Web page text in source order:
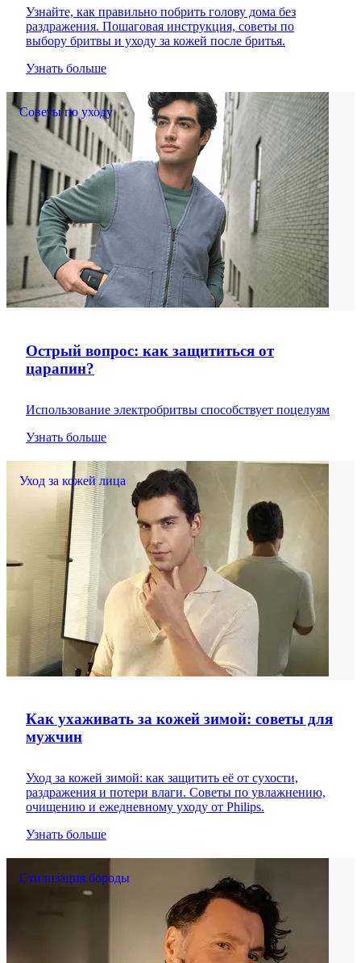
Узнайте, как правильно побрить голову дома без
раздражения. Пошаговая инструкция, советы по
выбору бритвы и уходу за кожей после бритья.
Узнать больше
Советы по уходу
Острый вопрос: как защититься от
царапин?
Использование электробритвы способствует поцелуям
Узнать больше
Уход за кожей лица
Как ухаживать за кожей зимой: советы для
мужчин
Уход за кожей зимой: как защитить её от сухости,
раздражения и потери влаги. Советы по увлажнению,
очищению и ежедневному уходу от Philips.
Узнать больше
Стилизация бороды